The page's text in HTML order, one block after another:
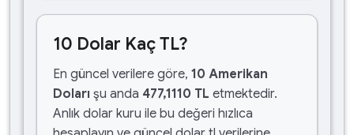
10 Dolar Kaç TL?
En güncel verilere göre, 10 Amerikan
Doları şu anda 477,1110 TL etmektedir.
Anlık dolar kuru ile bu değeri hızlıca